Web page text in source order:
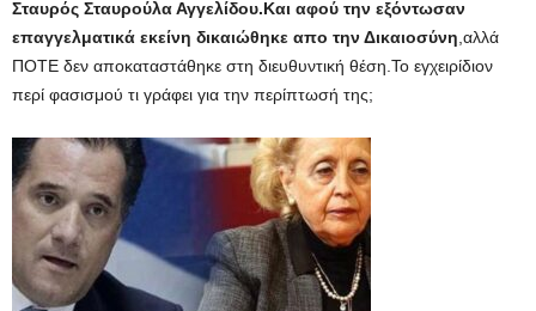
Σταυρός Σταυρούλα Αγγελίδου.Και αφού την εξόντωσαν
επαγγελματικά εκείνη δικαιώθηκε απο την Δικαιοσύνη ,αλλά
ΠΟΤΕ δεν αποκαταστάθηκε στη διευθυντική θέση.Το εγχειρίδιον
περί φασισμού τι γράφει για την περίπτωσή της;